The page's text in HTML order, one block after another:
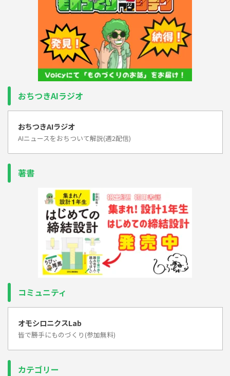
おちつきAIラジオ
おちつきAIラジオ
AIニュースをおちついて解説(週2配信)
著書
コミュニティ
オモシロニクスLab
皆で勝手にものづくり(参加無料)
カテゴリー